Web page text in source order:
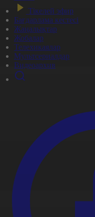
Тікелей эфир
Бағдарлама кестесі
Жаңалықтар
Жобалар
Телехикаялар
Мультсериалдар
Видеоархив